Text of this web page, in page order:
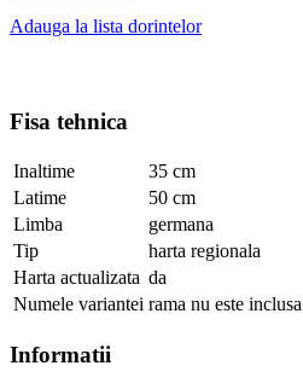
Adauga la lista dorintelor
Fisa tehnica
Inaltime
35 cm
Latime
50 cm
Limba
germana
Tip
harta regionala
Harta actualizata da
Numele variantei rama nu este inclusa
Informatii